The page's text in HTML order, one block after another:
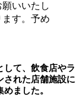
いいたし
す。予め
して、飲食店やラ
された店舗施設に
ました。